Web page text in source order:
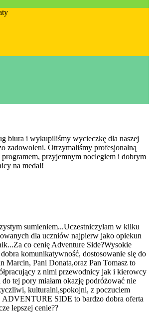
biura i wykupiliśmy wycieczkę dla naszej
zadowoleni. Otrzymaliśmy profesjonalną
przyjemnym noclegiem i dobrym
na medal!
sumieniem...Uczestniczylam w kilku
dla uczniów najpierw jako opiekun
co cenię Adventure Side?Wysokie
komunikatywność, dostosowanie się do
Marcin, Pani Donata,oraz Pan Tomasz to
z nimi przewodnicy jak i kierowcy
tej pory miałam okazję podróżować nie
kulturalni,spokojni, z poczuciem
ADVENTURE SIDE to bardzo dobra oferta
lepszej cenie??